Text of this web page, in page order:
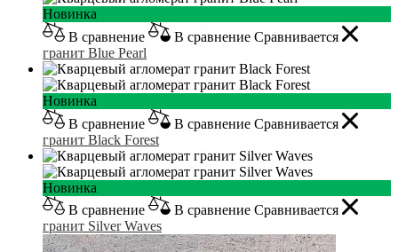
Новинка
В сравнение
В сравнение Сравнивается
гранит Blue Pearl
Новинка
В сравнение
В сравнение Сравнивается
гранит Black Forest
Новинка
В сравнение
В сравнение Сравнивается
гранит Silver Waves